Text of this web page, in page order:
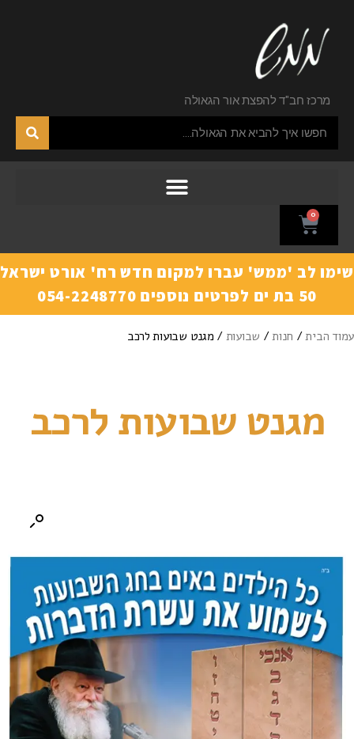
מרכז חב"ד להפצת אור הגאולה
0
שימו לב 'ממש' עברו למקום חדש רח' אורט ישראל
50 בת ים לפרטים נוספים 054-2248770
עמוד הבית/ חנות/ שבועות/ מגנט שבועות לרכב
מגנט שבועות לרכב